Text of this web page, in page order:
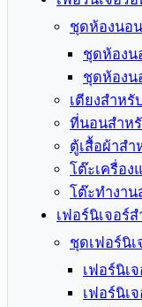
ชุดห้องนอ
ชุดห้องน
ชุดห้องน
เตียงสำหรั
ที่นอนสำห
ตู้เสื้อผ้าส
โต๊ะเครื่อง
โต๊ะทำงา
เฟอร์นิเจอร์
ชุดเฟอร์นิเ
เฟอร์นิเ
เฟอร์นิเ